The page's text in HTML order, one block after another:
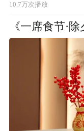
10.7万次播放
《一席食节·